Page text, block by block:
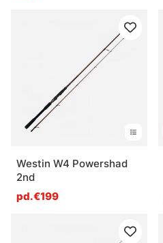
Westin W4 Powershad
2nd
pd.€199